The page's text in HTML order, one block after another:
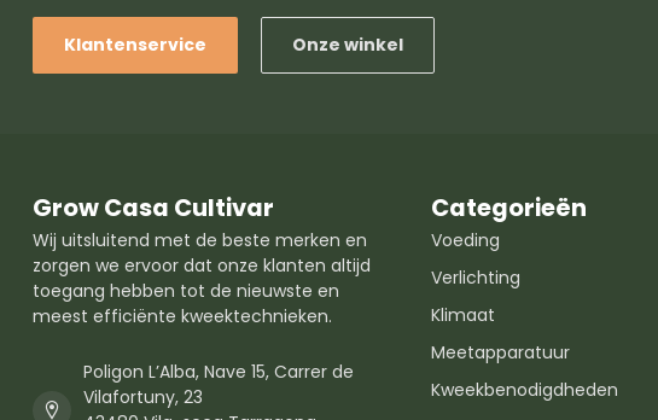
Klantenservice Onze winkel
Grow Casa Cultivar
Wij uitsluitend met de beste merken en
zorgen we ervoor dat onze klanten altijd
toegang hebben tot de nieuwste en
meest efficiënte kweektechnieken.
Poligon L’Alba, Nave 15, Carrer de
Vilafortuny, 23
Categorieën
Voeding
Verlichting
Klimaat
Meetapparatuur
Kweekbenodigdheden